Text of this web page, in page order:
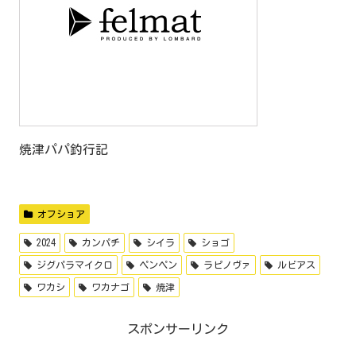
焼津パパ釣行記
オフショア
2024 カンパチ シイラ ショゴ
ジグパラマイクロ ペンペン ラピノヴァ ルビアス
ワカシ ワカナゴ 焼津
スポンサーリンク